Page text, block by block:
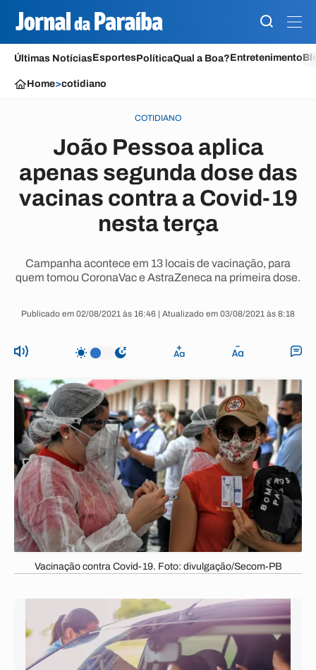
Últimas NotíciasEsportesPolíticaQual a Boa?Entretenimento
Home>cotidiano
COTIDIANO
João Pessoa aplica
apenas segunda dose das
vacinas contra a Covid-19
nesta terça
Campanha acontece em 13 locais de vacinação, para
quem tomou CoronaVac e AstraZeneca na primeira dose.
Publicado em 02/08/2021 às 16:46 | Atualizado em 03/08/2021 às 8:18
Vacinação contra Covid-19. Foto: divulgação/Secom-PB